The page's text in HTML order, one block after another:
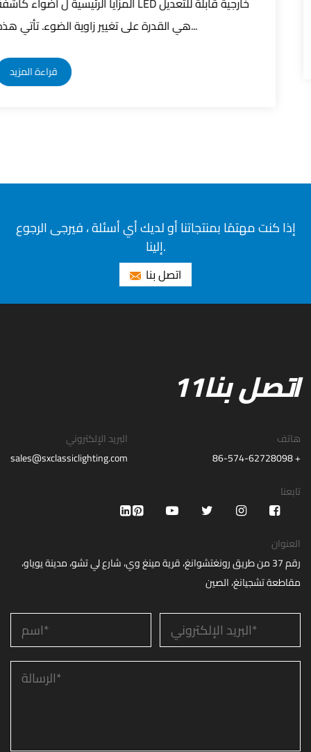
إذا كنت مهتمًا بمنتجاتنا أو لديك أي أسئلة ، فيرجى الرجوع
إلينا.
اتصل بنا
اتصل بنا11
هاتف
+ 86-574-62728098
البريد الإلكتروني
sales@sxclassiclighting.com
تابعنا
العنوان
رقم 37 من طريق رونغتشوانغ، قرية مينغ وي، شارع لي تشو، مدينة يوياو،
مقاطعة تشجيانغ، الصين